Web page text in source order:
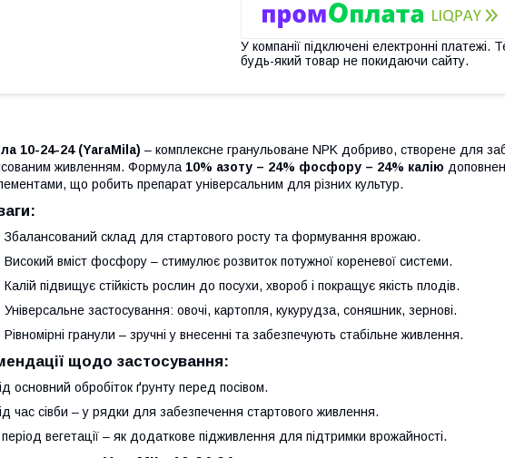
У компанії підключені електронні платежі.
будь-який товар не покидаючи сайту.
10-24-24 (YaraMila) – комплексне гранульоване NPK добриво, створене для
живленням. Формула 10% азоту – 24% фосфору – 24% калію
що робить препарат універсальним для різних культур.
склад для стартового росту та формування врожаю.
вміст фосфору – стимулює розвиток потужної кореневої системи.
підвищує стійкість рослин до посухи, хвороб і покращує якість плодів.
застосування: овочі, картопля, кукурудза, соняшник, зернові.
гранули – зручні у внесенні та забезпечують стабільне живлення.
щодо застосування:
основний обробіток ґрунту перед посівом.
час сівби – у рядки для забезпечення стартового живлення.
вегетації – як додаткове підживлення для підтримки врожайності.